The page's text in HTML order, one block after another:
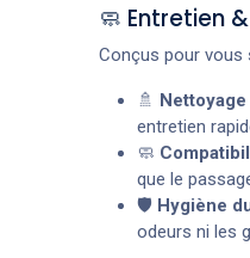
🧼 Entretien
Conçus pour vous
🚿
entretien
🧼
que le
🛡️ Hygiène
odeurs ni les